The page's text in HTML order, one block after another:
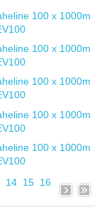
14 15 16